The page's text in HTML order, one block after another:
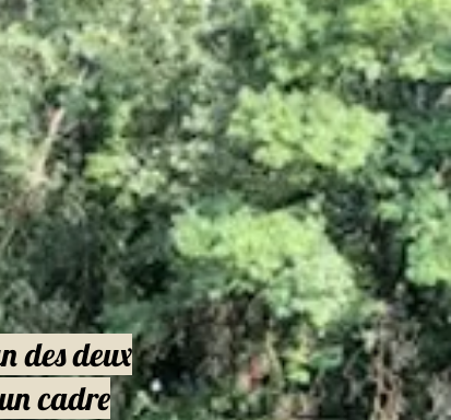
des deux
cadre